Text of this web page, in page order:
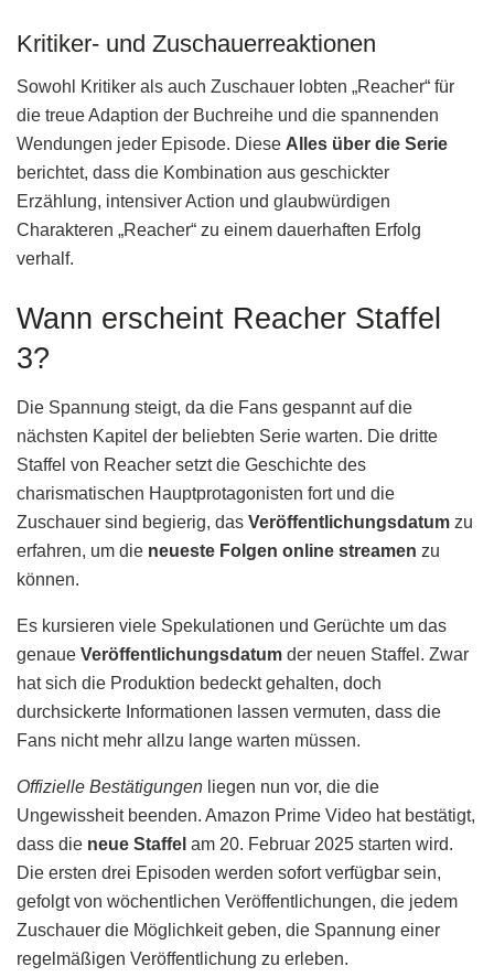
Kritiker- und Zuschauerreaktionen
Sowohl Kritiker als auch Zuschauer lobten „Reacher“ für
die treue Adaption der Buchreihe und die spannenden
Wendungen jeder Episode. Diese Alles über die Serie
berichtet, dass die Kombination aus geschickter
Erzählung, intensiver Action und glaubwürdigen
Charakteren „Reacher“ zu einem dauerhaften Erfolg
verhalf.
Wann erscheint Reacher Staffel
3?
Die Spannung steigt, da die Fans gespannt auf die
nächsten Kapitel der beliebten Serie warten. Die dritte
Staffel von Reacher setzt die Geschichte des
charismatischen Hauptprotagonisten fort und die
Zuschauer sind begierig, das Veröffentlichungsdatum zu
erfahren, um die neueste Folgen online streamen zu
können.
Es kursieren viele Spekulationen und Gerüchte um das
genaue Veröffentlichungsdatum der neuen Staffel. Zwar
hat sich die Produktion bedeckt gehalten, doch
durchsickerte Informationen lassen vermuten, dass die
Fans nicht mehr allzu lange warten müssen.
Offizielle Bestätigungen liegen nun vor, die die
Ungewissheit beenden. Amazon Prime Video hat bestätigt,
dass die neue Staffel am 20. Februar 2025 starten wird.
Die ersten drei Episoden werden sofort verfügbar sein,
gefolgt von wöchentlichen Veröffentlichungen, die jedem
Zuschauer die Möglichkeit geben, die Spannung einer
regelmäßigen Veröffentlichung zu erleben.